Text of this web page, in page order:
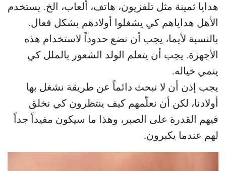
هدايا ثمينة مثل تلفزيون، هاتف، ألعاب، الخ. يستخدم
الأهل هداياهم كي يشغلوا أولادهم بشكل فعال.
بالنسبة لأيما، يجب أن نضع حدوداً لاستخدام هذه
الأجهزة. يجب أن يتعلم الولد الشعور بالملل كي
ينمي خياله.
يجب إذن أن لا نبحث دائماً عن طريقة نشغل بها
أولادنا، لكن أن نعلّمهم كيف ينتظرون كي نخلق
فيهم القدرة على الصبر، وهذا ما سيكون مفيداً جداً
لهم عندما يكبرون.